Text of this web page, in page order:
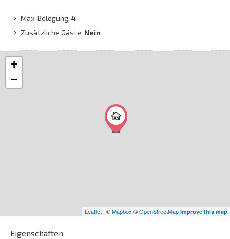
Max. Belegung: 4
Zusätzliche Gäste: Nein
+
−
Leaflet | ©Mapbox ©OpenStreetMap Improve this map
Eigenschaften